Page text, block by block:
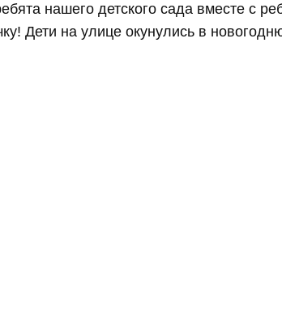
нашего детского сада вместе с
Дети на улице окунулись в